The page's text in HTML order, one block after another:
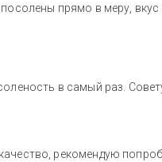
прямо в меру,
в самый раз.
рекомендую